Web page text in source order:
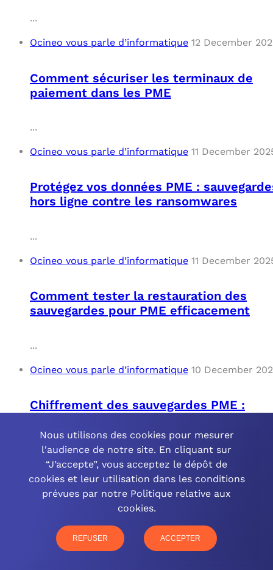
...
Ocineo vous parle d’informatique 12 December
Comment sécuriser les terminaux de
paiement dans les PME
...
Ocineo vous parle d’informatique 11 December
Protégez vos données PME :
hors ligne contre les ransomwares
...
Ocineo vous parle d’informatique 11 December
Comment tester la restauration des
sauvegardes pour PME efficacement
...
Ocineo vous parle d’informatique 10 December
Chiffrement des sauvegardes PME :
Ocineo vous parle d’informatique 10 December
Automatisation des sauvegardes pour
les PME : Solutions et Avantages
Nous utilisons des cookies pour mesurer
l'audience de notre site. En cliquant sur
“J’accepte”, vous acceptez le dépôt de
cookies et leur utilisation dans les conditions
prévues par notre Politique relative aux
cookies.
REFUSER ACCEPTER